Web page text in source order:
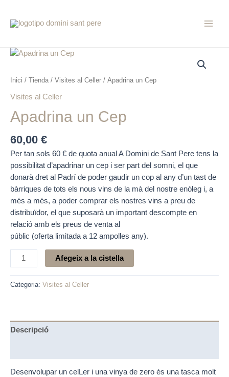
contingut
Menu
Inici / Tienda / Visites al Celler / Apadrina un Cep
Visites al Celler
Apadrina un Cep
60,00 €
Per tan sols 60 € de quota anual A Domini de Sant Pere tens la
possibilitat d’apadrinar un cep i ser part del somni, el que
donarà dret al Padrí de poder gaudir un cop al any d’un tast de
bàrriques de tots els nous vins de la mà del nostre enòleg i, a
més a més, a poder comprar els nostres vins a preu de
distribuïdor, el que suposarà un important descompte en
relació amb els preus de venta al
públic (oferta limitada a 12 ampolles any).
quantitat
Apadrina
Cep
Afegeix a la cistella
Categoria: Visites al Celler
Descripció
Desenvolupar un celLer i una vinya de zero és una tasca molt